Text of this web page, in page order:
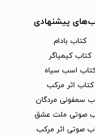
پیشنهادی
کتاب بادام
کتاب کیمیاگر
اسب سیاه
کتاب اثر مرکب
سمفونی مردگان
صوتی ملت عشق
صوتی اثر مرکب